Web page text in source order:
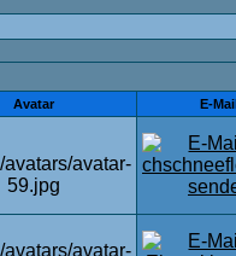
Avatar E-